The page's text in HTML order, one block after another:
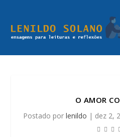
O AMOR
Postado por lenildo | dez 2,